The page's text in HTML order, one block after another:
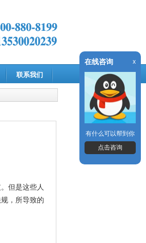
联系我们
但是这些人
，所导致的
在线咨询 x
有什么可以帮到你
点击咨询